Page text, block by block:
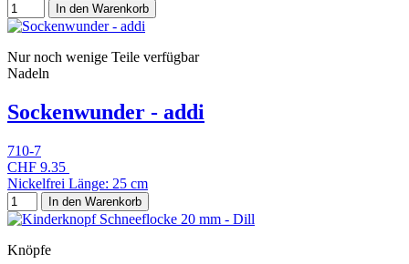
In den Warenkorb
Nur noch wenige Teile verfügbar
Nadeln
Sockenwunder - addi
710-7
CHF 9.35
Nickelfrei Länge: 25 cm
In den Warenkorb
Knöpfe